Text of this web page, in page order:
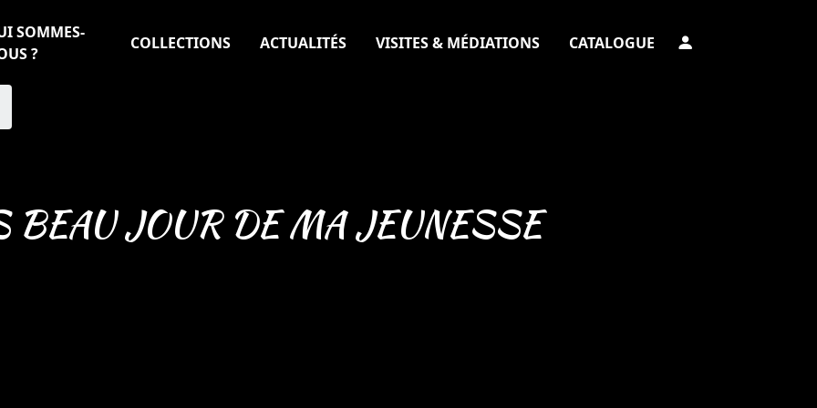
SOMMES-
?
COLLECTIONS ACTUALITÉS VISITES & MÉDIATIONS CATALOGUE
BEAU JOUR DE MA JEUNESSE